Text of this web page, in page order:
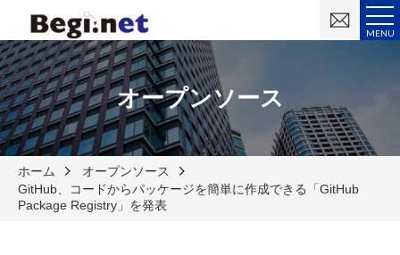
MENU
い
オープンソース
ホーム
オープンソース
GitHub、コードからパッケージを簡単に作成できる「GitHub
Package Registry」を発表